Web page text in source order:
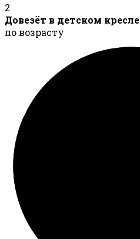
2
Довезёт в детском кресле
по возрасту